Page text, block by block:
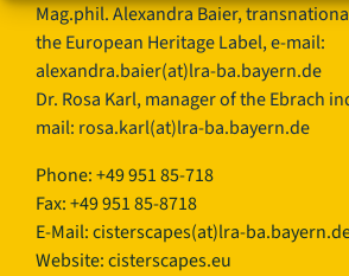
Mag.phil. Alexandra Baier,
the European Heritage Label, e-mail:
alexandra.baier(at)lra-ba.bayern.de
Dr. Rosa Karl, manager of the Ebrach
mail: rosa.karl(at)lra-ba.bayern.de
Phone: +49 951 85-718
Fax: +49 951 85-8718
E-Mail:cisterscapes(at)lra-
Website: cisterscapes.eu